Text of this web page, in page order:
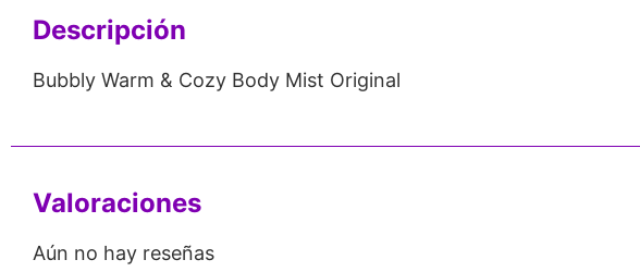
Descripción
Bubbly Warm & Cozy Body Mist Original
Valoraciones
Aún no hay reseñas